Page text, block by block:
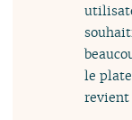
le
revient